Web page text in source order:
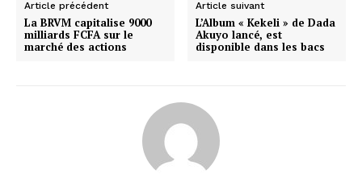
Article précédent
La BRVM capitalise 9000
milliards FCFA sur le
marché des actions
Article suivant
L’Album « Kekeli » de Dada
Akuyo lancé, est
disponible dans les bacs